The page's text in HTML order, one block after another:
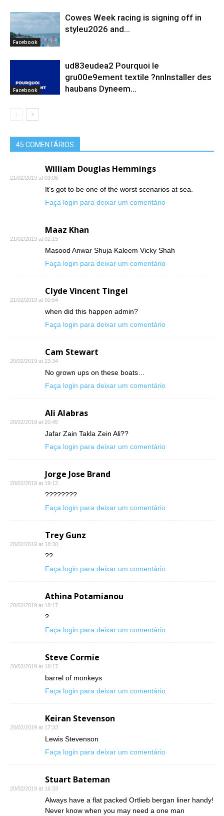
Facebook
Cowes Week racing is signing off in
styleu2026 and...
Facebook
ud83eudea2 Pourquoi le
gru00e9ement textile ?nnInstaller des
haubans Dyneem…
45 COMENTÁRIOS
William Douglas Hemmings
21/02/2019 at 03:06
It’s got to be one of the worst scenarios at sea.
Faça login para deixar um comentário
Maaz Khan
21/02/2019 at 02:15
Masood Anwar Shuja Kaleem Vicky Shah
Faça login para deixar um comentário
Clyde Vincent Tingel
21/02/2019 at 00:54
when did this happen admin?
Faça login para deixar um comentário
Cam Stewart
20/02/2019 at 23:34
No grown ups on these boats…
Faça login para deixar um comentário
Ali Alabras
20/02/2019 at 20:45
Jafar Zain Takla Zein Ali??
Faça login para deixar um comentário
Jorge Jose Brand
20/02/2019 at 19:12
????????
Faça login para deixar um comentário
Trey Gunz
20/02/2019 at 18:30
??
Faça login para deixar um comentário
Athina Potamianou
20/02/2019 at 18:17
?
Faça login para deixar um comentário
Steve Cormie
20/02/2019 at 18:17
barrel of monkeys
Faça login para deixar um comentário
Keiran Stevenson
20/02/2019 at 17:33
Lewis Stevenson
Faça login para deixar um comentário
Stuart Bateman
20/02/2019 at 16:33
Always have a flat packed Ortlieb bergan liner handy!
Never know when you may need a one man